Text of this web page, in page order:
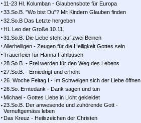
11-23 Hl. Kolumban - Glaubensbote für Europa
33.So.B. "Wo bist Du"? Mit Kindern Glauben finden
32.So.B Das Letzte hergeben
HL Leo der Große 10.11.
31.So.B. Die Liebe steht auf zwei Beinen
Allerheiligen - Zeugen für die Heiligkeit Gottes sein
Trauerfeier für Hanna Fahlbusch
28.So.B. - Frei werden für den Weg des Lebens
27.So.B. - Erniedrigt und erhöht
26. Woche Feitag I - Im Schweigen sich der Liebe öffnen
26.So. Erntedank - Dank sagen und tun
Michael - Gottes Liebe in Licht gekleidet
23.So.B. Der anwesende und zuhörende Gott -
Vernuftgemäss leben
Das Kreuz - Heilszeichen der Christen